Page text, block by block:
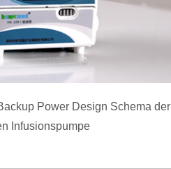
Power Design Schema der
Infusionspumpe